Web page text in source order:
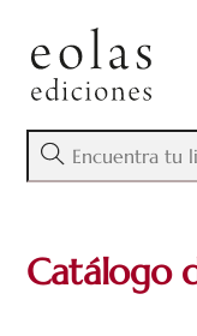
content
Catálogo